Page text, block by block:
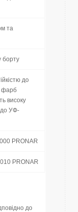
та
борту
до
фарб
високу
до УФ-
PRONAR
PRONAR
до